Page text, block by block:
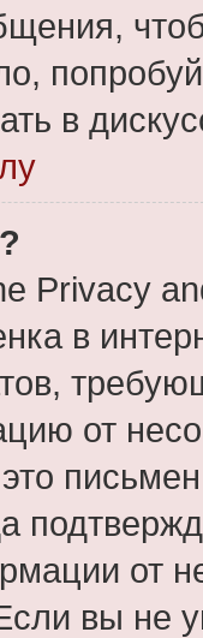
в
Privacy
в
от
от
вы не